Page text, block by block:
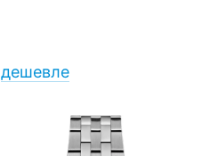
дешевле